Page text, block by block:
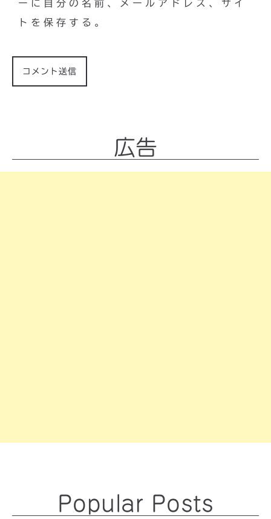
ーに自分の名前、メールアドレス、サイ
トを保存する。
広告
Popular Posts